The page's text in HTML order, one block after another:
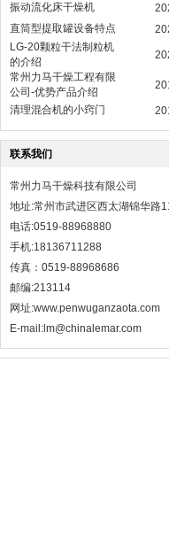
振动流化床干燥机
直筒型提取罐设备特点
LG-20颗粒干法制粒机
的介绍
常州力马干燥工程有限
公司-优势产品介绍
清理混合机的小窍门
联系我们
常州力马干燥科技有限公司
地址:常州市武进区西太湖锦华路
电话:0519-88968880
手机:18136711288
传真：0519-88968686
邮编:213114
网址:www.penwuganzaota.com
E-mail:lm@chinalemar.com